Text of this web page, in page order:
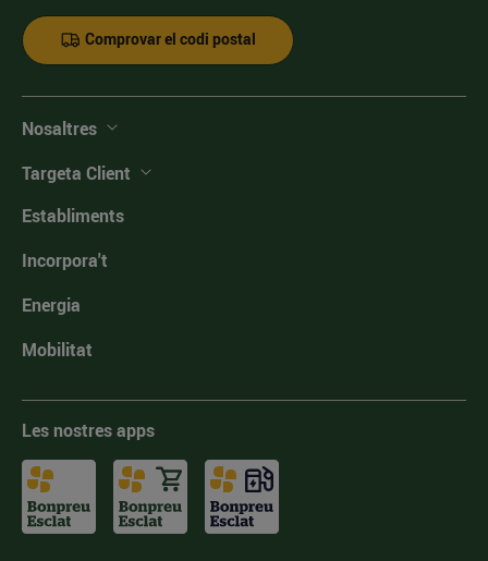
Comprovar el codi postal
Nosaltres
Targeta Client
Establiments
Incorpora't
Energia
Mobilitat
Les nostres apps